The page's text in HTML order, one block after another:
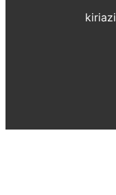
kiriazi